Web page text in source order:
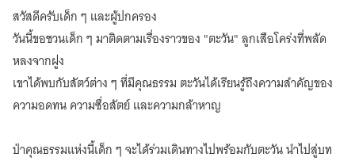
the
Wild
:
Lessons
from
the
สวัสดีครับเด็ก ๆ และผู้ปกครอง
วันนี้ขอชวนเด็ก ๆ มาติดตามเรื่องราวของ "ตะวัน" ลูกเสือโคร่งที่พลัด
หลงจากฝูง
เขาได้พบกับสัตว์ต่าง ๆ ที่มีคุณธรรม ตะวันได้เรียนรู้ถึงความสำคัญของ
ความอดทน ความซื่อสัตย์ และความกล้าหาญ
ป่าคุณธรรมแห่งนี้เด็ก ๆ จะได้ร่วมเดินทางไปพร้อมกับตะวัน นำไปสู่บท